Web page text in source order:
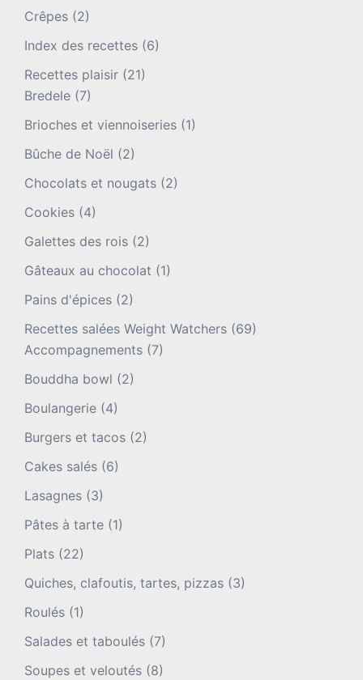
Crêpes (2)
Index des recettes (6)
Recettes plaisir (21)
Bredele (7)
Brioches et viennoiseries (1)
Bûche de Noël (2)
Chocolats et nougats (2)
Cookies (4)
Galettes des rois (2)
Gâteaux au chocolat (1)
Pains d'épices (2)
Recettes salées Weight Watchers (69)
Accompagnements (7)
Bouddha bowl (2)
Boulangerie (4)
Burgers et tacos (2)
Cakes salés (6)
Lasagnes (3)
Pâtes à tarte (1)
Plats (22)
Quiches, clafoutis, tartes, pizzas (3)
Roulés (1)
Salades et taboulés (7)
Soupes et veloutés (8)